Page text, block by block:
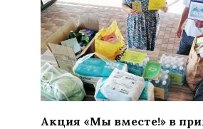
Акция «Мы вместе!» в